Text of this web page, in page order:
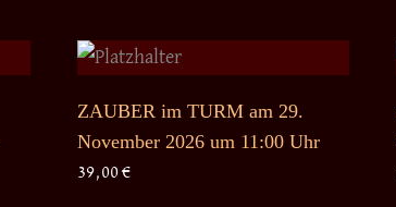
ZAUBER im TURM am 29.
November 2026 um 11:00 Uhr
39,00 €